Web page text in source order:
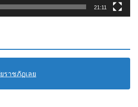
21:11
ราชภัฏเลย